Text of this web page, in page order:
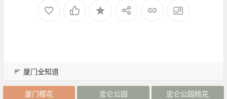
厦门全知道
厦门樱花 忠仑公园 忠仑公园桃花